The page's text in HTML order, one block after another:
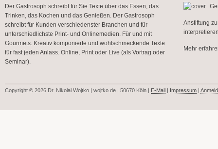
Der Gastrosoph schreibt für Sie Texte über das Essen, das
Trinken, das Kochen und das Genießen. Der Gastrosoph
schreibt für Kunden verschiedenster Branchen und für
unterschiedlichste Print- und Onlinemedien. Für und mit
Gourmets. Kreativ komponierte und wohlschmeckende Texte
für fast jeden Anlass. Online, Print oder Live (als Vortrag oder
Seminar).
Anstiftung
Mehr
Copyright © 2026 Dr. Nikolai Wojtko | wojtko.de | 50670 Köln | E-Mail | Impressum |